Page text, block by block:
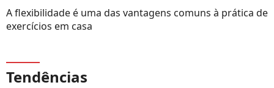
A flexibilidade é uma das vantagens comuns à prática de
exercícios em casa
Tendências